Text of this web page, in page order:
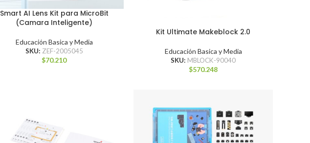
Smart AI Lens Kit para MicroBit
(Camara Inteligente)
Educación Basica y Media
SKU: ZEF-2005045
$70.210
Kit Ultimate Makeblock 2.0
Educación Basica y Media
SKU: MBLOCK-90040
$570.248